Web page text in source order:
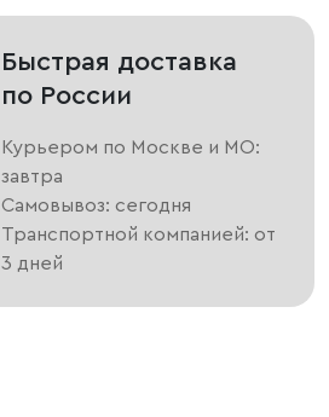
Быстрая доставка
по России
Курьером по Москве и МО:
завтра
Самовывоз: сегодня
Транспортной компанией: от
3 дней